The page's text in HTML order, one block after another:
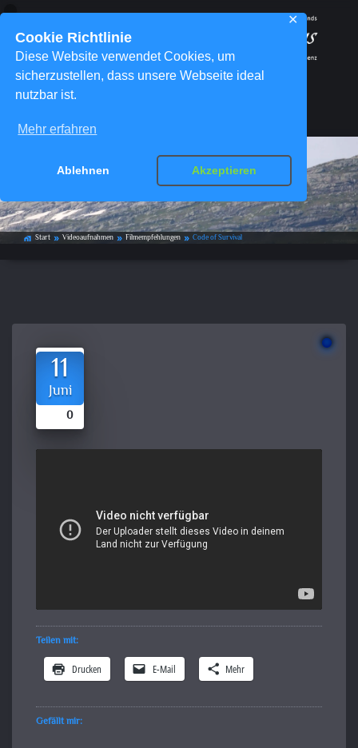
Cookie Richtlinie
Diese Website verwendet Cookies, um
sicherzustellen, dass unsere Webseite ideal
nutzbar ist.
Mehr erfahren
Ablehnen Akzeptieren
✕
Code of Survival
home_work Start double_arrow Videoaufnahmen double_arrow Filmempfehlungen double_arrow Code of Survival
11
Juni
0
Teilen mit:
Drucken E-Mail Mehr
Gefällt mir: